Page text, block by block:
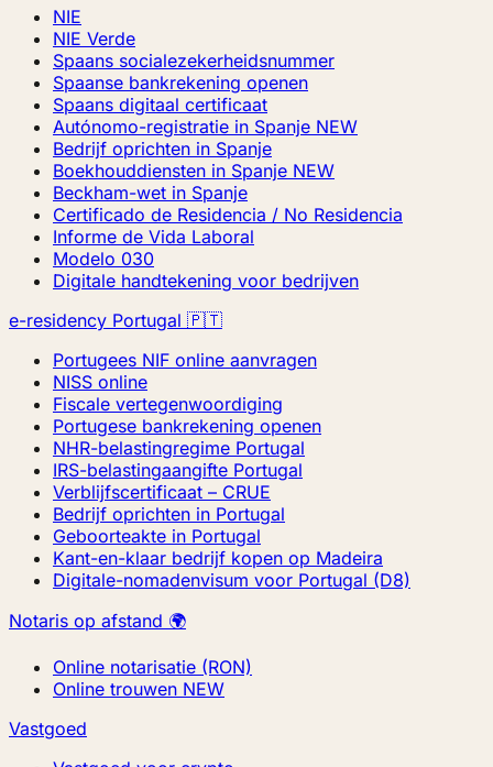
NIE
NIE Verde
Spaans socialezekerheidsnummer
Spaanse bankrekening openen
Spaans digitaal certificaat
Autónomo-registratie in Spanje NEW
Bedrijf oprichten in Spanje
Boekhouddiensten in Spanje NEW
Beckham-wet in Spanje
Certificado de Residencia / No Residencia
Informe de Vida Laboral
Modelo 030
Digitale handtekening voor bedrijven
e-residency Portugal 🇵🇹
Portugees NIF online aanvragen
NISS online
Fiscale vertegenwoordiging
Portugese bankrekening openen
NHR-belastingregime Portugal
IRS-belastingaangifte Portugal
Verblijfscertificaat – CRUE
Bedrijf oprichten in Portugal
Geboorteakte in Portugal
Kant-en-klaar bedrijf kopen op Madeira
Digitale-nomadenvisum voor Portugal (D8)
Notaris op afstand 🌍
Online notarisatie (RON)
Online trouwen NEW
Vastgoed